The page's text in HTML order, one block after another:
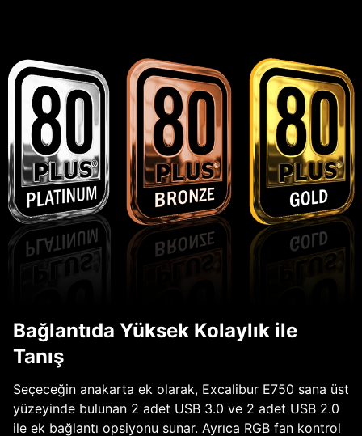
Bağlantıda Yüksek Kolaylık ile
Tanış
Seçeceğin anakarta ek olarak, Excalibur E750 sana üst
yüzeyinde bulunan 2 adet USB 3.0 ve 2 adet USB 2.0
ile ek bağlantı opsiyonu sunar. Ayrıca RGB fan kontrol